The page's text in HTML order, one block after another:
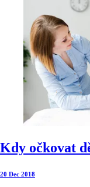
Kdy očkovat
20 Dec 2018